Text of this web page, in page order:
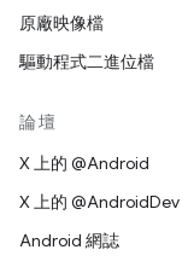
原廠映像檔
驅動程式二進位檔
論壇
X 上的 @Android
X 上的 @AndroidDev
Android 網誌